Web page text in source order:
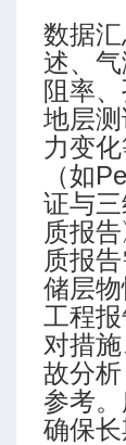
数据
述、
阻率
地层
力变
（如
证与
质报
质报
储层
工程
对措
故分
参考
确保长